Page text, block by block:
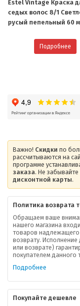
Estel Vintage Краска
седых волос 8/1
русый пепельный 60
Подробнее
Важно! Скидки по
рассчитываются на
программе
заказа. Не забывайте
дисконтной карты.
Политика возврата
Обращаем ваше
нашего магазина
товаров
возврату.
или возврате)
покупателем данного
Подробнее
Покупайте дешевле
О компании
Ваша скидка
Контактная